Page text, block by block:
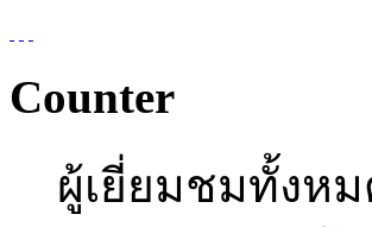
Counter
ผู้เยี่ยมชมทั้งห